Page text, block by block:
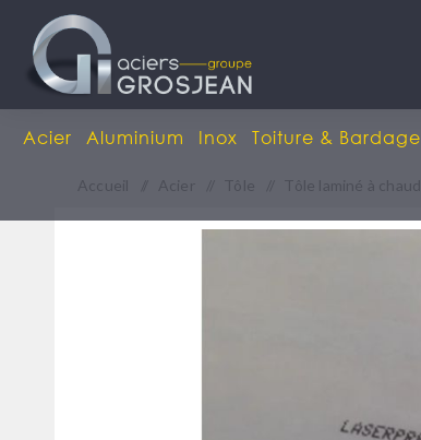
Acier Aluminium Inox Toiture & Bardage
Accueil Acier Tôle Tôle laminé à chaud